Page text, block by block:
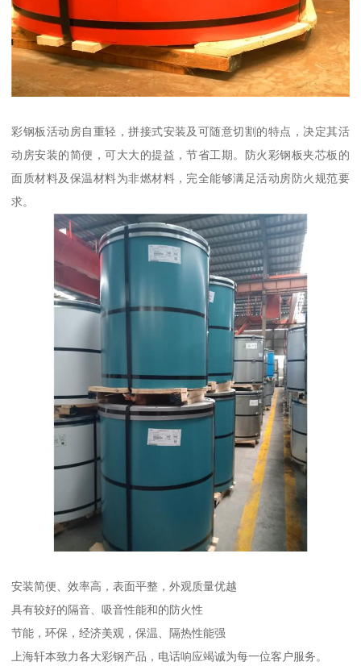
彩钢板活动房自重轻，拼接式安装及可随意切割的特点，决定其活
动房安装的简便，可大大的提益，节省工期。防火彩钢板夹芯板的
面质材料及保温材料为非燃材料，完全能够满足活动房防火规范要
求。
安装简便、效率高，表面平整，外观质量优越
具有较好的隔音、吸音性能和的防火性
节能，环保，经济美观，保温、隔热性能强
上海轩本致力各大彩钢产品，电话响应竭诚为每一位客户服务。